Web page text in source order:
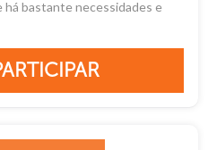
bastante necessidades e